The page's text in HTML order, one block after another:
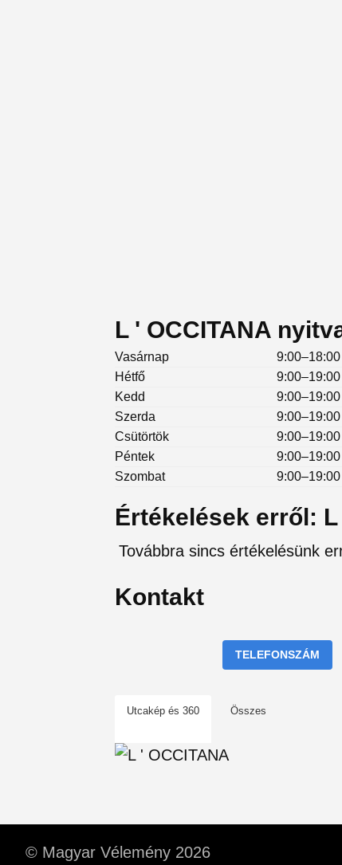
L ' OCCITANA
Vasárnap
9:00–18:00
Hétfő
9:00–19:00
Kedd
9:00–19:00
Szerda
9:00–19:00
Csütörtök
9:00–19:00
Péntek
9:00–19:00
Szombat
9:00–19:00
Értékelések erről: L
Továbbra sincs értékelésünk
Kontakt
TELEFONSZÁM
Utcakép és 360 Összes
© Magyar Vélemény 2026